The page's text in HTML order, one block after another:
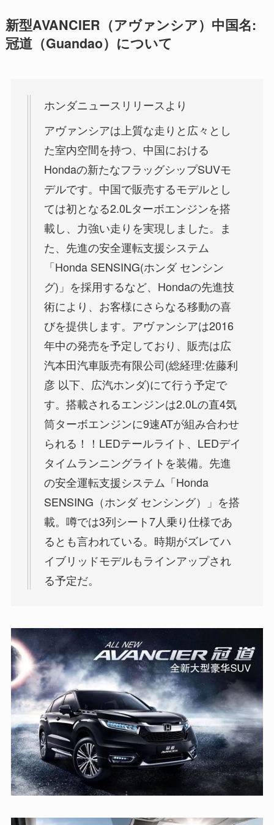
新型AVANCIER（アヴァンシア）中国名:
冠道（Guandao）について
ホンダニュースリリースより
アヴァンシアは上質な走りと広々とし
た室内空間を持つ、中国における
Hondaの新たなフラッグシップSUVモ
デルです。中国で販売するモデルとし
ては初となる2.0Lターボエンジンを搭
載し、力強い走りを実現しました。ま
た、先進の安全運転支援システム
「Honda SENSING(ホンダ センシン
グ)」を採用するなど、Hondaの先進技
術により、お客様にさらなる移動の喜
びを提供します。アヴァンシアは2016
年中の発売を予定しており、販売は広
汽本田汽車販売有限公司(総経理:佐藤利
彦 以下、広汽ホンダ)にて行う予定で
す。搭載されるエンジンは2.0Lの直4気
筒ターボエンジンに9速ATが組み合わせ
られる！！LEDテールライト、LEDデイ
タイムランニングライトを装備。先進
の安全運転支援システム「Honda
SENSING（ホンダ センシング）」を搭
載。噂では3列シート7人乗り仕様であ
るとも言われている。時期がズレてハ
イブリッドモデルもラインアップされ
る予定だ。